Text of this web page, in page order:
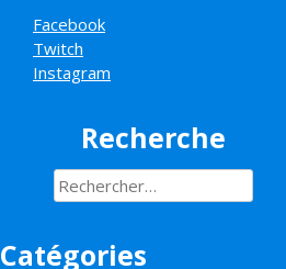
Facebook
Twitch
Instagram
Recherche
Rechercher :
Catégories